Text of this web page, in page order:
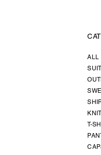
ALL
KNIT
T-